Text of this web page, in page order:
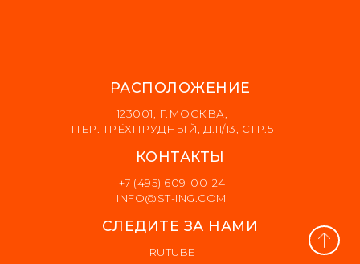
РАСПОЛОЖЕНИЕ
123001, Г.МОСКВА,
ПЕР. ТРЁХПРУДНЫЙ, Д.11/13, СТР.5
КОНТАКТЫ
+7 (495) 609-00-24
INFO@ST-ING.COM
СЛЕДИТЕ ЗА НАМИ
RUTUBE